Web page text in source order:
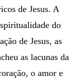
de Jesus. A
do
de Jesus, as
as lacunas da
o amor e